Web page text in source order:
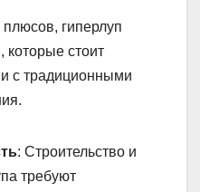
гиперлуп
которые стоит
с традиционными
: Строительство и
требуют